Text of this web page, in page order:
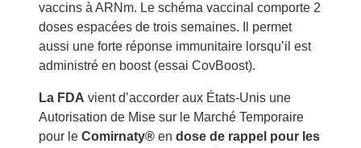
vaccins à ARNm. Le schéma vaccinal comporte 2
doses espacées de trois semaines. Il permet
aussi une forte réponse immunitaire lorsqu’il est
administré en boost (essai CovBoost).
La FDA vient d’accorder aux États-Unis une
Autorisation de Mise sur le Marché Temporaire
pour le Comirnaty® en dose de rappel pour les